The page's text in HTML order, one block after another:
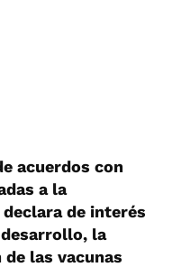
acuerdos con
a la
de interés
la
las vacunas